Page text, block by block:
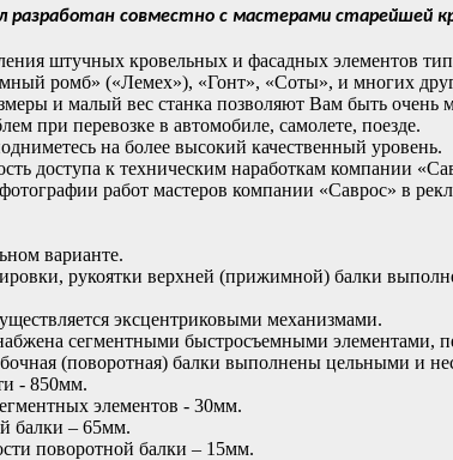
разработан совместно с мастерами старейшей
штучных кровельных и фасадных элементов
ромб» («Лемех»), «Гонт», «Соты», и многих
и малый вес станка позволяют Вам быть очень
при перевозке в автомобиле, самолете, поезде.
на более высокий качественный уровень.
доступа к техническим наработкам компании
работ мастеров компании «Саврос» в
варианте.
рукоятки верхней (прижимной) балки
эксцентриковыми механизмами.
сегментными быстросъемными
(поворотная) балки выполнены цельными и
- 850мм.
элементов - 30мм.
балки – 65мм.
поворотной балки – 15мм.